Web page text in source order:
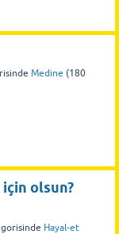
Medine (180
olsun?
Hayal-et